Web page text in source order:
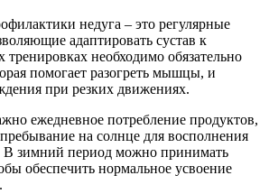
недуга – это регулярные
адаптировать сустав к
необходимо обязательно
помогает разогреть мышцы, и
при резких движениях.
ежедневное потребление продуктов,
на солнце для восполнения
В зимний период можно принимать
обеспечить нормальное усвоение